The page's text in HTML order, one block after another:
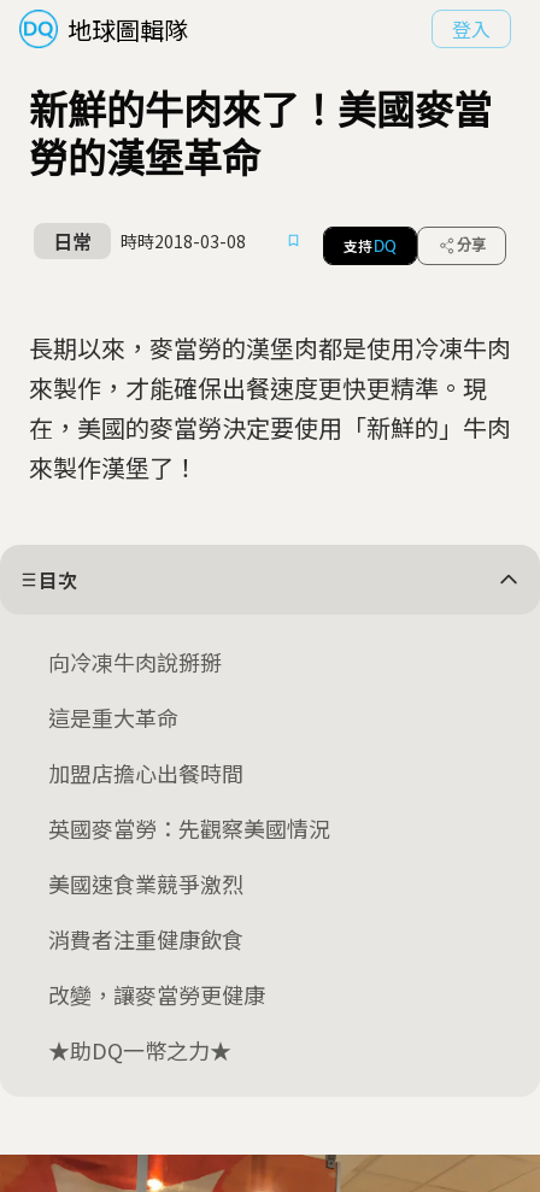
地球圖輯隊 登入
新鮮的牛肉來了！美國麥當
勞的漢堡革命
日常 時時2018-03-08 支持 DQ 分享
長期以來，麥當勞的漢堡肉都是使用冷凍牛肉
來製作，才能確保出餐速度更快更精準。現
在，美國的麥當勞決定要使用「新鮮的」牛肉
來製作漢堡了！
目次
向冷凍牛肉說掰掰
這是重大革命
加盟店擔心出餐時間
英國麥當勞：先觀察美國情況
美國速食業競爭激烈
消費者注重健康飲食
改變，讓麥當勞更健康
★助DQ一幣之力★